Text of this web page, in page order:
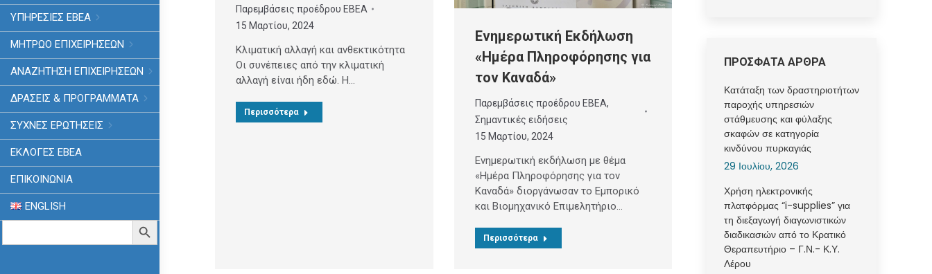
ΥΠΗΡΕΣΙΕΣ ΕΒΕΑ
ΜΗΤΡΩΟ ΕΠΙΧΕΙΡΗΣΕΩΝ
ΑΝΑΖΗΤΗΣΗ ΕΠΙΧΕΙΡΗΣΕΩΝ
ΔΡΑΣΕΙΣ & ΠΡΟΓΡΑΜΜΑΤΑ
ΣΥΧΝΕΣ ΕΡΩΤΗΣΕΙΣ
ΕΚΛΟΓΈΣ ΕΒΕΑ
ΕΠΙΚΟΙΝΩΝΙΑ
ENGLISH
Search
Search Button
Παρεμβάσεις προέδρου ΕΒΕΑ
15 Μαρτίου, 2024
Κλιματική αλλαγή και ανθεκτικότητα
Οι συνέπειες από την κλιματική
αλλαγή είναι ήδη εδώ. Η…
Περισσότερα
Ενημερωτική Εκδήλωση
«Ημέρα Πληροφόρησης για
τον Καναδά»
Παρεμβάσεις προέδρου ΕΒΕΑ,
Σημαντικές ειδήσεις
15 Μαρτίου, 2024
Ενημερωτική εκδήλωση με θέμα
«Ημέρα Πληροφόρησης για τον
Καναδά» διοργάνωσαν το Εμπορικό
και Βιομηχανικό Επιμελητήριο…
Περισσότερα
ΠΡΟΣΦΑΤΑ ΑΡΘΡΑ
Κατάταξη των δραστηριοτήτων
παροχής υπηρεσιών
στάθμευσης και φύλαξης
σκαφών σε κατηγορία
κινδύνου πυρκαγιάς
29 Ιουλίου, 2026
Χρήση ηλεκτρονικής
πλατφόρμας “i-supplies” για
τη διεξαγωγή διαγωνιστικών
διαδικασιών από το Κρατικό
Θεραπευτήριο – Γ.Ν.- Κ.Υ.
Λέρου